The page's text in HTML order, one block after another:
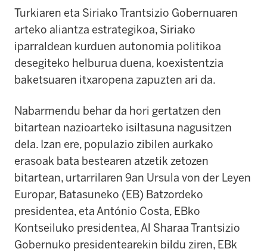
Turkiaren eta Siriako Trantsizio Gobernuaren
arteko aliantza estrategikoa, Siriako
iparraldean kurduen autonomia politikoa
desegiteko helburua duena, koexistentzia
baketsuaren itxaropena zapuzten ari da.
Nabarmendu behar da hori gertatzen den
bitartean nazioarteko isiltasuna nagusitzen
dela. Izan ere, populazio zibilen aurkako
erasoak bata bestearen atzetik zetozen
bitartean, urtarrilaren 9an Ursula von der Leyen
Europar, Batasuneko (EB) Batzordeko
presidentea, eta António Costa, EBko
Kontseiluko presidentea, Al Sharaa Trantsizio
Gobernuko presidentearekin bildu ziren, EBk